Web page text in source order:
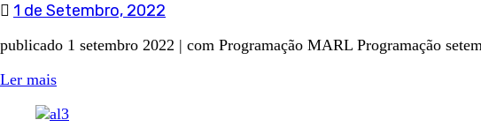
1 de Setembro, 2022
publicado 1 setembro 2022 | com Programação MARL Programação
Ler mais